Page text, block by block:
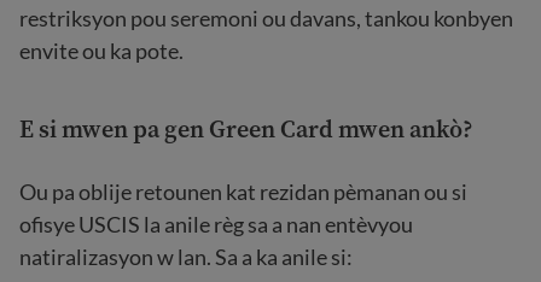
restriksyon pou seremoni ou davans, tankou konbyen
envite ou ka pote.
E si mwen pa gen Green Card mwen ankò?
Ou pa oblije retounen kat rezidan pèmanan ou si
ofisye USCIS la anile règ sa a nan entèvyou
natiralizasyon w lan. Sa a ka anile si: